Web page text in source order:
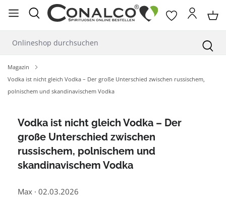
springen
Magazin
Vodka ist nicht gleich Vodka – Der große Unterschied zwischen russischem,
polnischem und skandinavischem Vodka
Vodka ist nicht gleich Vodka – Der
große Unterschied zwischen
russischem, polnischem und
skandinavischem Vodka
Max · 02.03.2026